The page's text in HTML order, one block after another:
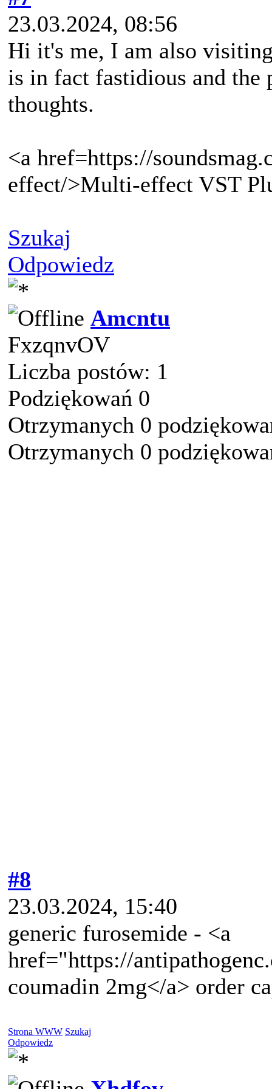
23.03.2024, 08:56
Hi it's me, I am also
is in fact fastidious and the
thoughts.
<a href=https://
effect/>Multi-effect VST
Szukaj
Odpowiedz
Amcntu
FxzqnvOV
Liczba postów: 1
Podziękowań 0
Otrzymanych 0
Otrzymanych 0
#8
23.03.2024, 15:40
generic furosemide - <a
href="https://
coumadin 2mg</a> order
Strona WWW Szukaj
Odpowiedz